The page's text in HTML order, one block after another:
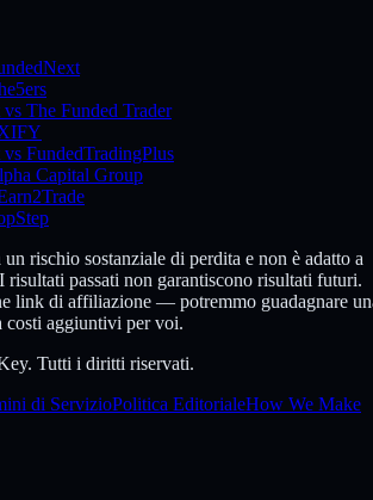
The Funded Trader
FundedTradingPlus
Capital Group
rischio sostanziale di perdita e non è adatto a
passati non garantiscono risultati futuri.
link di affiliazione — potremmo guadagnare
costi aggiuntivi per voi.
Tutti i diritti riservati.
di ServizioPolitica EditorialeHow We Make